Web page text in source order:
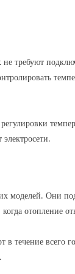
требуют
моделей. Они
отопление
течение всего